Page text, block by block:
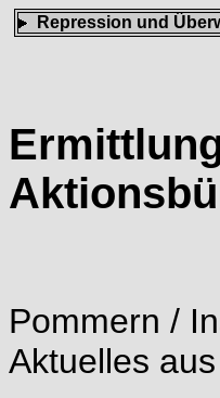
Repression und
Pommern /
Aktuelles